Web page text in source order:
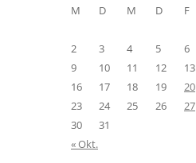
M
D M D F
2
3 4 5 6
9
10 11 12 13
16
17 18 19 20
23
24 25 26 27
30
31
« Okt.